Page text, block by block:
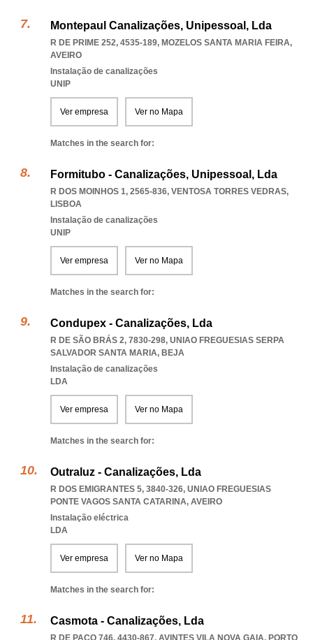
Montepaul Canalizações, Unipessoal, Lda
R DE PRIME 252, 4535-189, MOZELOS SANTA MARIA FEIRA,
AVEIRO
Instalação de canalizações
UNIP
Ver empresa Ver no Mapa
Matches in the search for:
Formitubo - Canalizações, Unipessoal, Lda
R DOS MOINHOS 1, 2565-836, VENTOSA TORRES VEDRAS,
LISBOA
Instalação de canalizações
UNIP
Ver empresa Ver no Mapa
Matches in the search for:
Condupex - Canalizações, Lda
R DE SÃO BRÁS 2, 7830-298, UNIAO FREGUESIAS SERPA
SALVADOR SANTA MARIA, BEJA
Instalação de canalizações
LDA
Ver empresa Ver no Mapa
Matches in the search for:
Outraluz - Canalizações, Lda
R DOS EMIGRANTES 5, 3840-326, UNIAO FREGUESIAS
PONTE VAGOS SANTA CATARINA, AVEIRO
Instalação eléctrica
LDA
Ver empresa Ver no Mapa
Matches in the search for:
Casmota - Canalizações, Lda
R DE PAÇO 746, 4430-867, AVINTES VILA NOVA GAIA, PORTO